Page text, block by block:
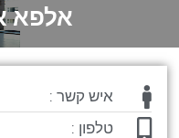
אלפא
איש קשר :
טלפון :